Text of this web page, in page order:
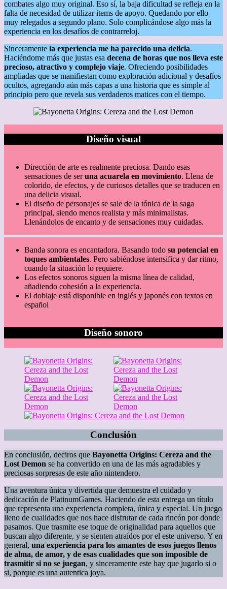
combates algo muy original. Eso sí, la baja dificultad se refleja en la
falta de necesidad de utilizar items de apoyo. Quedando por ello
muy relegados a segundo plano. Solo complicándose algo más la
experiencia en los desafíos de contrarreloj.
Sinceramente la experiencia me ha parecido una delicia.
Haciéndome más que justas esa decena de horas que nos lleva este
precioso, atractivo y complejo viaje. Ofreciendo posibilidades
ampliadas que se manifiestan como exploración adicional y desafíos
ocultos, agregando aún más capas a una historia que es simple al
principio pero que revela sus verdaderos matices con el tiempo.
Diseño visual
Dirección de arte es realmente preciosa. Dando esas
sensaciones de seruna acuarela en movimiento. Llena de
colorido, de efectos, y de curiosos detalles que se traducen en
una delicia visual.
El diseño de personajes se sale de la tónica de la saga
principal, siendo menos realista y más minimalistas.
Llenándolos de encanto y de sensaciones muy cuidadas.
Banda sonora es encantadora. Basando todo su potencial en
toques ambientales. Pero sabiéndose intensifica y dar ritmo,
cuando la situación lo requiere.
Los efectos sonoros siguen la misma línea de calidad,
añadiendo cohesión a la experiencia.
El doblaje está disponible en inglés y japonés con textos en
español
Diseño sonoro
Conclusión
En conclusión, deciros que Bayonetta Origins: Cereza and the
Lost Demon se ha convertido en una de las más agradables y
preciosas sorpresas de este año nintendero.
Una aventura única y divertida que demuestra el cuidado y
dedicación de PlatinumGames. Haciendo de esta entrega un título
que representa una experiencia completa, única y especial. Un juego
lleno de cualidades que nos hace disfrutar de cada rincón por donde
pasamos. Que trasmite ese toque de originalidad para aquellos que
buscan algo diferente, y se sienten atraídos por el este universo. Y en
general, una experiencia para los amantes de esos juegos llenos
de alma, de amor, y de esas cualidades que son imposible de
trasmitir si no se juegan, y sinceramente este hay que jugarlo si o
si, porque es una autentica joya.